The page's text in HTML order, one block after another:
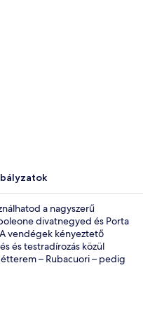
a nagyszerű
divatnegyed és Porta
vendégek kényeztető
és testradírozás közül
– Rubacuori – pedig
is kínálja: bár/társalgó,
nagyszerű véleménnyel